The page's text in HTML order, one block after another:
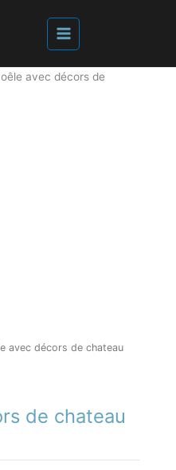
avec décors de
avec décors de chateau
de chateau